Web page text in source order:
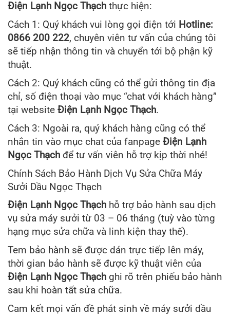
Điện Lạnh Ngọc Thạch thực hiện:
Cách 1: Quý khách vui lòng gọi điện tới Hotline:
0866 200 222, chuyên viên tư vấn của chúng tôi
sẽ tiếp nhận thông tin và chuyển tới bộ phận kỹ
thuật.
Cách 2: Quý khách cũng có thể gửi thông tin địa
chỉ, số điện thoại vào mục “chat với khách hàng”
tại website Điện Lạnh Ngọc Thạch.
Cách 3: Ngoài ra, quý khách hàng cũng có thể
nhắn tin vào mục chat của fanpage Điện Lạnh
Ngọc Thạch để tư vấn viên hỗ trợ kịp thời nhé!
Chính Sách Bảo Hành Dịch Vụ Sửa Chữa Máy
Sưởi Dầu Ngọc Thạch
Điện Lạnh Ngọc Thạch hỗ trợ bảo hành sau dịch
vụ sửa máy sưởi từ 03 – 06 tháng (tuỳ vào từng
hạng mục sửa chữa và linh kiện thay thế).
Tem bảo hành sẽ được dán trực tiếp lên máy,
thời gian bảo hành sẽ được kỹ thuật viên của
Điện Lạnh Ngọc Thạch ghi rõ trên phiếu bảo hành
sau khi hoàn tất sửa chữa.
Cam kết mọi vấn đề phát sinh về máy sưởi dầu